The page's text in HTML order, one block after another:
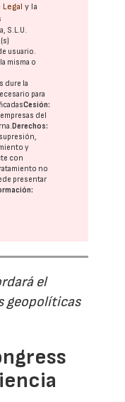
Legal y la
S.L.U.
usuario.
misma o
dure la
para
Cesión:
empresas del
Derechos:
y
con
no
presentar
el
geopolíticas